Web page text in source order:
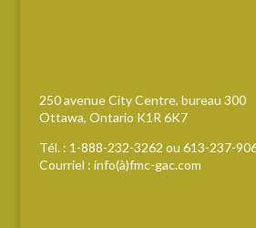
250 avenue City Centre, bureau 300
Ottawa, Ontario K1R 6K7
Tél. : 1-888-232-3262 ou 613-237-
Courriel : info(à)fmc-gac.com